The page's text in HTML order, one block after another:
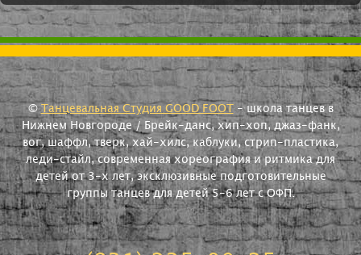
©Танцевальная Студия GOOD FOOT
- школа танцев в
Нижнем Новгороде / Брейк-данс, хип-хоп, джаз-фанк,
вог, шаффл, тверк, хай-хилс, каблуки, стрип-пластика,
леди-стайл, современная хореография и ритмика для
детей от 3-х лет, эксклюзивные подготовительные
группы танцев для детей 5-6 лет с ОФП.